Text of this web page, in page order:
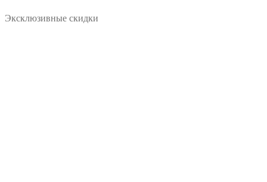
Эксклюзивные скидки